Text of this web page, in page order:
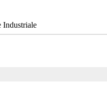
Industriale